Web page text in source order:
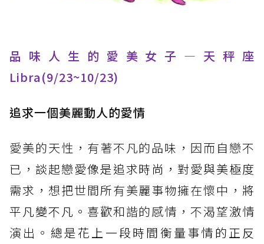
品味人生的愛美女子—天秤座
Libra(9/23~10/23)
追求一個美麗動人的愛情
愛美的天性，有著不凡的品味，因而自戀不
已， 談起戀愛像是追求時尚，對愛與美極度
需求， 想把世間所有美麗事物擁在懷中， 將
平凡變不凡。 喜歡和諧的感情，不渴望激情
演出。 總是花上一段時間衡量事情的正反